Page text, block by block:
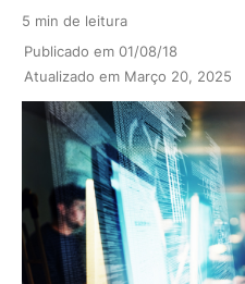
5 min de leitura
Publicado em 01/08/18
Atualizado em Março 20, 2025